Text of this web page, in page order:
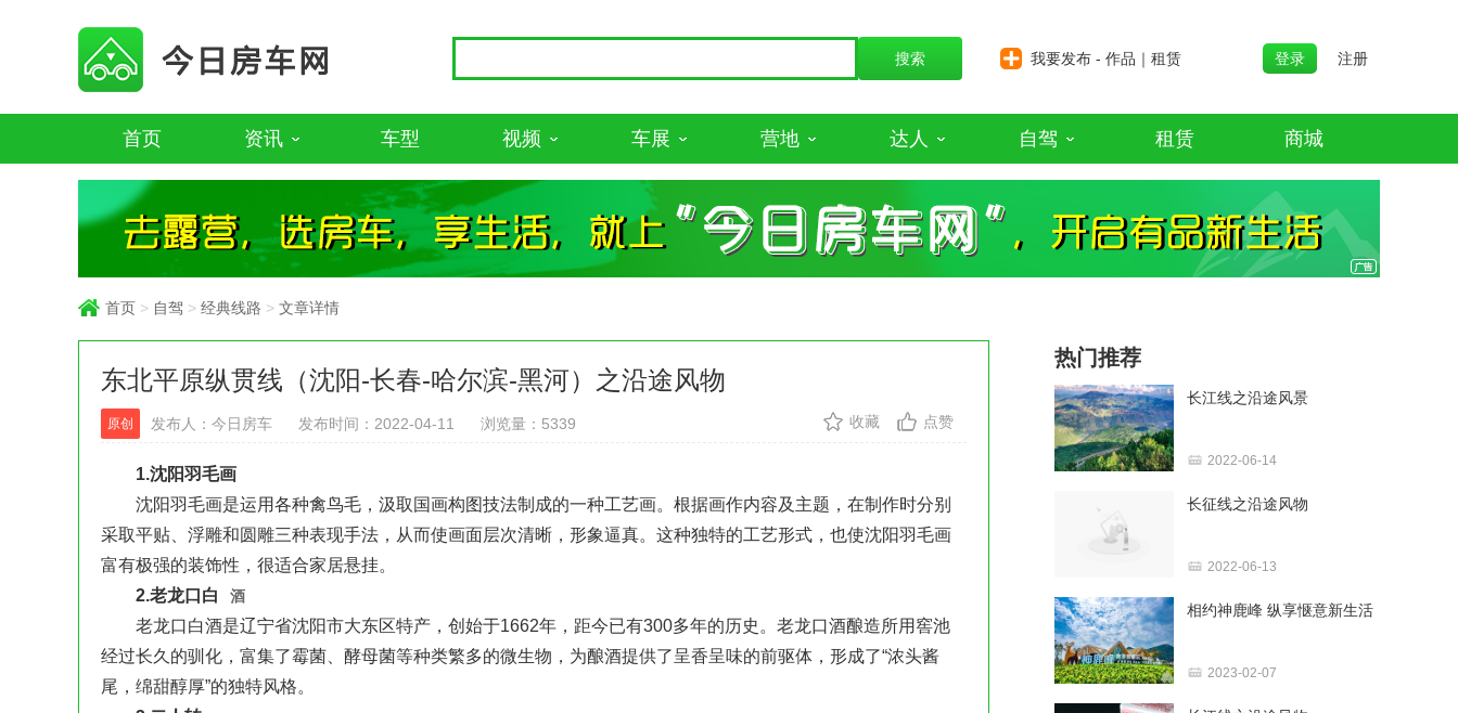
我要发布 - 作品｜租赁 注册
登录
首页 资讯 车型 视频 车展 营地 达人 自驾 租赁 商城
首页 > 自驾 > 经典线路 > 文章详情
东北平原纵贯线（沈阳-长春-哈尔滨-黑河）之沿途风物
原创 发布人：今日房车 发布时间：2022-04-11 浏览量：5339 点赞
收藏
1.沈阳羽毛画
沈阳羽毛画是运用各种禽鸟毛，汲取国画构图技法制成的一种工艺画。根据画作内容及主题，在制作时分别
采取平贴、浮雕和圆雕三种表现手法，从而使画面层次清晰，形象逼真。这种独特的工艺形式，也使沈阳羽毛画
富有极强的装饰性，很适合家居悬挂。
2.老龙口 白 酒
老龙口白酒是辽宁省沈阳市大东区特产，创始于1662年，距今已有300多年的历史。老龙口酒酿造所用窖池
经过长久的驯化，富集了霉菌、酵母菌等种类繁多的微生物，为酿酒提供了呈香呈味的前驱体，形成了“浓头酱
尾，绵甜醇厚”的独特风格。
热门推荐
长江线之沿途风景
2022-06-14
长征线之沿途风物
2022-06-13
相约神鹿峰 纵享惬意新生活
2023-02-07